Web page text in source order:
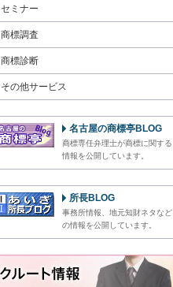
セミナー
商標調査
商標診断
その他サービス
名古屋の商標亭BLOG
商標専任弁理士が商標に関する
情報を公開しています。
所長BLOG
事務所情報、地元知財ネタなど
の情報を公開しています。